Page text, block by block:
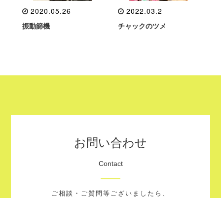
2020.05.26
振動篩機
2022.03.2
チャックのツメ
お問い合わせ
Contact
ご相談・ご質問等ございましたら、